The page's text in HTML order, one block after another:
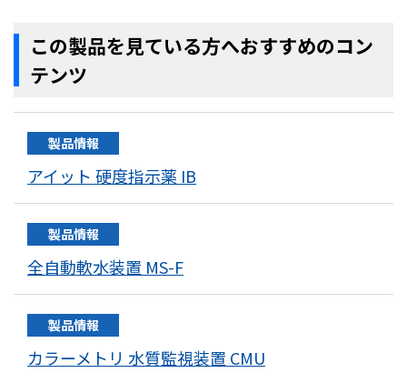
この製品を見ている方へおすすめのコン
テンツ
製品情報
アイット 硬度指示薬 IB
製品情報
全自動軟水装置 MS-F
製品情報
カラーメトリ 水質監視装置 CMU